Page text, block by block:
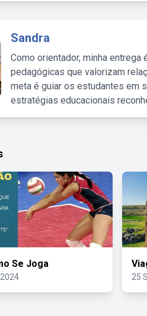
Sandra
Como orientador, minha
pedagógicas que valorizam
meta é guiar os estudantes em
estratégias educacionais
Se Joga
25